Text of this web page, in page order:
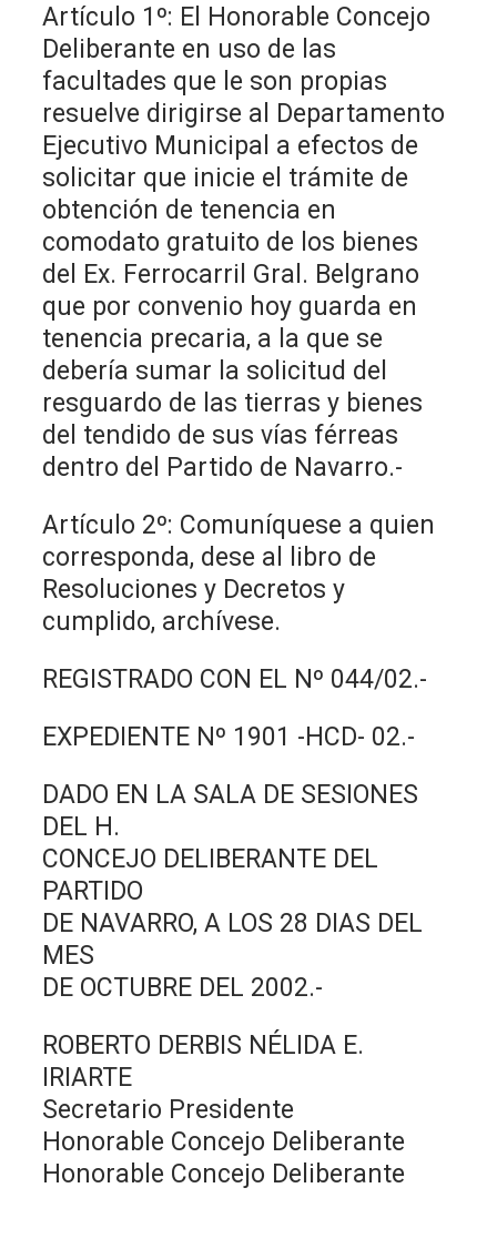
Artículo 1º: El Honorable Concejo
Deliberante en uso de las
facultades que le son propias
resuelve dirigirse al Departamento
Ejecutivo Municipal a efectos de
solicitar que inicie el trámite de
obtención de tenencia en
comodato gratuito de los bienes
del Ex. Ferrocarril Gral. Belgrano
que por convenio hoy guarda en
tenencia precaria, a la que se
debería sumar la solicitud del
resguardo de las tierras y bienes
del tendido de sus vías férreas
dentro del Partido de Navarro.-
Artículo 2º: Comuníquese a quien
corresponda, dese al libro de
Resoluciones y Decretos y
cumplido, archívese.
REGISTRADO CON EL Nº 044/02.-
EXPEDIENTE Nº 1901 -HCD- 02.-
DADO EN LA SALA DE SESIONES
DEL H.
CONCEJO DELIBERANTE DEL
PARTIDO
DE NAVARRO, A LOS 28 DIAS DEL
MES
DE OCTUBRE DEL 2002.-
ROBERTO DERBIS NÉLIDA E.
IRIARTE
Secretario Presidente
Honorable Concejo Deliberante
Honorable Concejo Deliberante